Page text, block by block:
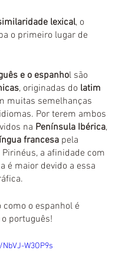
lexical, o
o primeiro lugar de
e o espanhol são
, originadas do latim
muitas semelhanças
Por terem ambos
na Península Ibérica,
francesa pela
a afinidade com
é maior devido a essa
como o espanhol é
português!
W3OP9s